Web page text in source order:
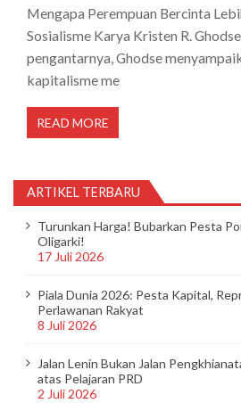
Mengapa Perempuan Bercinta
Sosialisme Karya Kristen R.
pengantarnya, Ghodse
kapitalisme me
READ MORE
ARTIKEL TERBARU
Turunkan Harga! Bubarkan Pesta
Oligarki!
17 Juli 2026
Piala Dunia 2026: Pesta Kapital,
Perlawanan Rakyat
8 Juli 2026
Jalan Lenin Bukan Jalan
atas Pelajaran PRD
2 Juli 2026